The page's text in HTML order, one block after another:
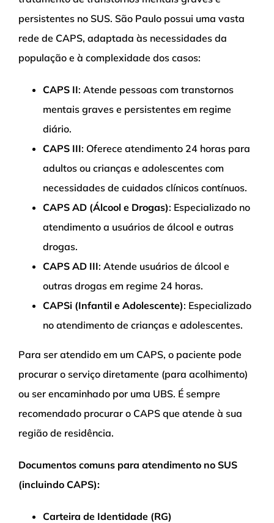
persistentes no SUS. São Paulo possui uma vasta
rede de CAPS, adaptada às necessidades da
população e à complexidade dos casos:
CAPS II: Atende pessoas com transtornos
mentais graves e persistentes em regime
diário.
CAPS III: Oferece atendimento 24 horas para
adultos ou crianças e adolescentes com
necessidades de cuidados clínicos contínuos.
CAPS AD (Álcool e Drogas): Especializado no
atendimento a usuários de álcool e outras
drogas.
CAPS AD III: Atende usuários de álcool e
outras drogas em regime 24 horas.
CAPSi (Infantil e Adolescente): Especializado
no atendimento de crianças e adolescentes.
Para ser atendido em um CAPS, o paciente pode
procurar o serviço diretamente (para acolhimento)
ou ser encaminhado por uma UBS. É sempre
recomendado procurar o CAPS que atende à sua
região de residência.
Documentos comuns para atendimento no SUS
(incluindo CAPS):
Carteira de Identidade (RG)